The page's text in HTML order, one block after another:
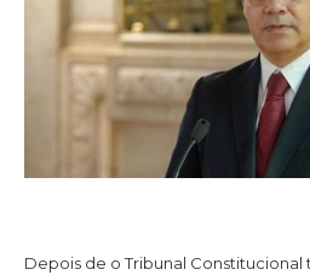
Depois de o Tribunal